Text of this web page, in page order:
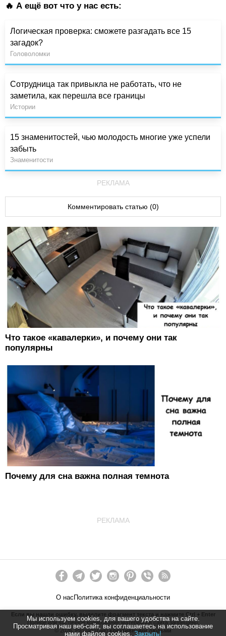
Мы используем cookies, для вашего удобства на сайте.
Просматривая наш веб-сайт, вы соглашаетесь на использование
нами файлов cookies. Закрыть!
🔥 А ещё вот что у нас есть:
Логическая проверка: сможете разгадать все 15
загадок?
Головоломки
Сотрудница так привыкла не работать, что не
заметила, как перешла все границы
Истории
15 знаменитостей, чью молодость многие уже успели
забыть
Знаменитости
РЕКЛАМА
Комментировать статью (0)
Что такое «кавалерки», и почему они так
популярны
Почему для сна важна полная темнота
РЕКЛАМА
О нас Политика конфиденциальности
Если вы нашли ошибку, выделите фрагмент текста и нажмите Ctrl + Enter
Полное или частичное копирование материалов сайта запрещено.
©2026 . Разработанокреативными людьми